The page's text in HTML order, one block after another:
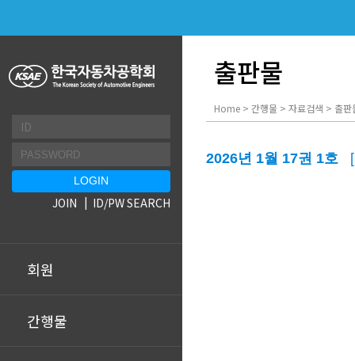
회원
간행물
JOIN ID/PW SEARCH
출판물
Home > 간행물 > 자료검색 > 출판
2026년 1월 17권 1호